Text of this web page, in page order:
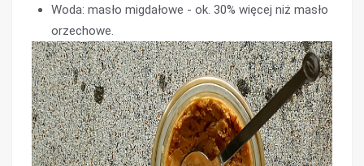
Woda: masło migdałowe - ok. 30% więcej niż masło
orzechowe.